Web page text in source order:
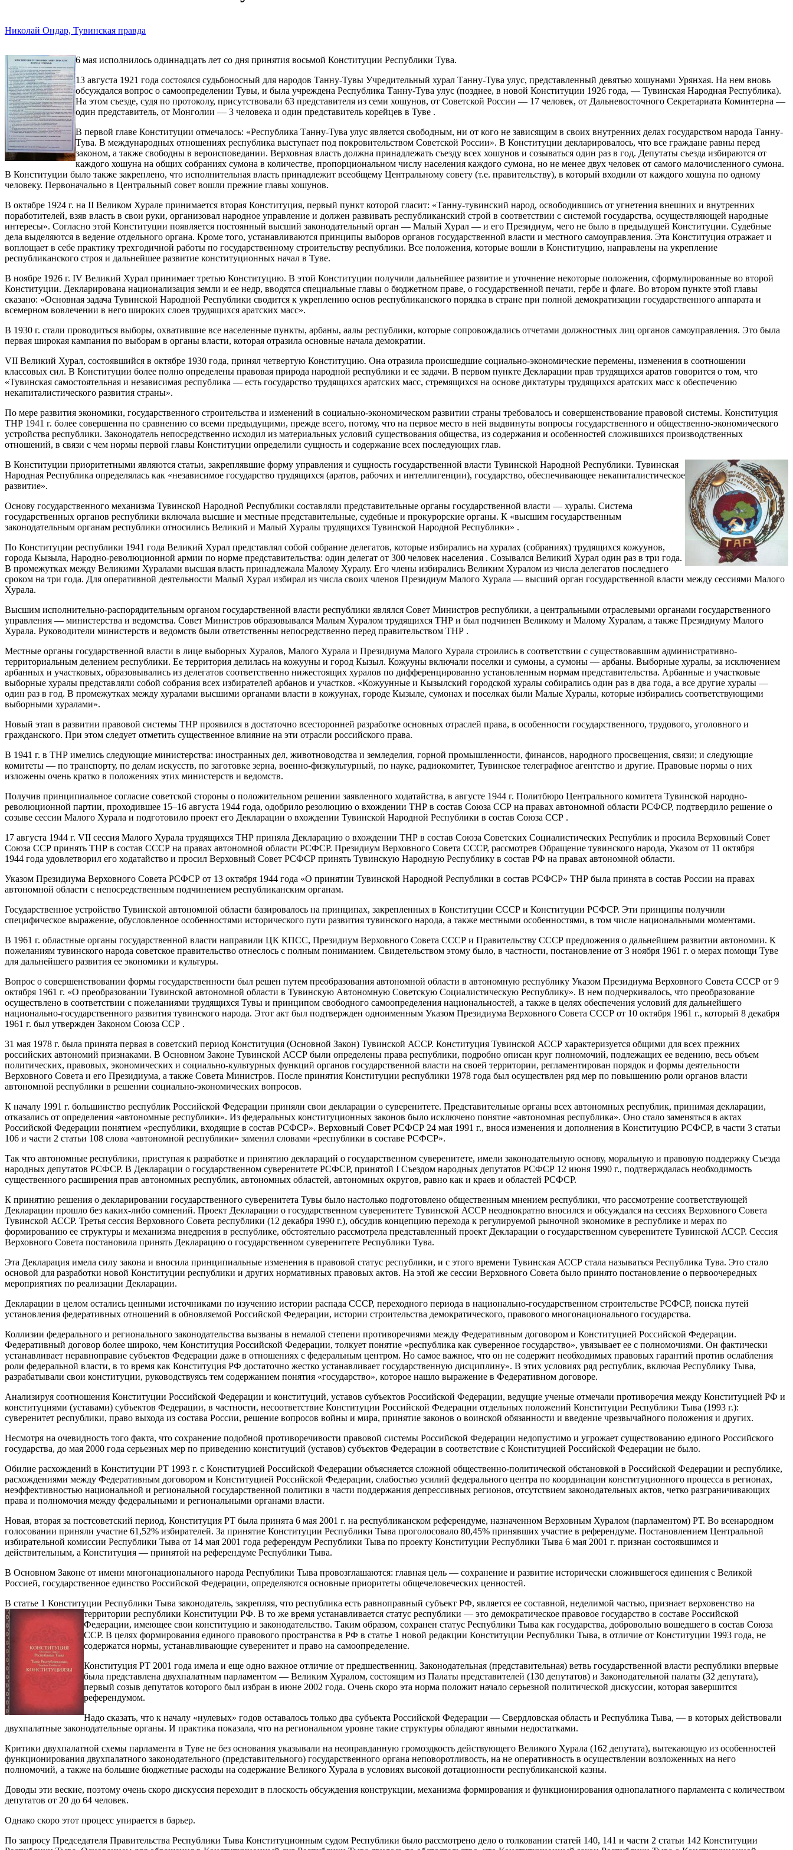
Николай Ондар, Тувинская правда
6 мая исполнилось одиннадцать лет со дня принятия восьмой Конституции Республики Тува.
13 августа 1921 года состоялся судьбоносный для народов Танну-Тувы Учредительный хурал Танну-Тува улус, представленный девятью хошунами Урянхая. На нем вновь
обсуждался вопрос о самоопределении Тувы, и была учреждена Республика Танну-Тува улус (позднее, в новой Конституции 1926 года, — Тувинская Народная Республика).
На этом съезде, судя по протоколу, присутствовали 63 представителя из семи хошунов, от Советской России — 17 человек, от Дальневосточного Секретариата Коминтерна —
один представитель, от Монголии — 3 человека и один представитель корейцев в Туве .
В первой главе Конституции отмечалось: «Республика Танну-Тува улус является свободным, ни от кого не зависящим в своих внутренних делах государством народа Танну-
Тува. В международных отношениях республика выступает под покровительством Советской России». В Конституции декларировалось, что все граждане равны перед
законом, а также свободны в вероисповедании. Верховная власть должна принадлежать съезду всех хошунов и созываться один раз в год. Депутаты съезда избираются от
каждого хошуна на общих собраниях сумона в количестве, пропорциональном числу населения каждого сумона, но не менее двух человек от самого малочисленного сумона.
В Конституции было также закреплено, что исполнительная власть принадлежит всеобщему Центральному совету (т.е. правительству), в который входили от каждого хошуна по одному
человеку. Первоначально в Центральный совет вошли прежние главы хошунов.
В октябре 1924 г. на II Великом Хурале принимается вторая Конституция, первый пункт которой гласит: «Танну-тувинский народ, освободившись от угнетения внешних и внутренних
поработителей, взяв власть в свои руки, организовал народное управление и должен развивать республиканский строй в соответствии с системой государства, осуществляющей народные
интересы». Согласно этой Конституции появляется постоянный высший законодательный орган — Малый Хурал — и его Президиум, чего не было в предыдущей Конституции. Судебные
дела выделяются в ведение отдельного органа. Кроме того, устанавливаются принципы выборов органов государственной власти и местного самоуправления. Эта Конституция отражает и
воплощает в себе практику трехгодичной работы по государственному строительству республики. Все положения, которые вошли в Конституцию, направлены на укрепление
республиканского строя и дальнейшее развитие конституционных начал в Туве.
В ноябре 1926 г. IV Великий Хурал принимает третью Конституцию. В этой Конституции получили дальнейшее развитие и уточнение некоторые положения, сформулированные во второй
Конституции. Декларирована национализация земли и ее недр, вводятся специальные главы о бюджетном праве, о государственной печати, гербе и флаге. Во втором пункте этой главы
сказано: «Основная задача Тувинской Народной Республики сводится к укреплению основ республиканского порядка в стране при полной демократизации государственного аппарата и
всемерном вовлечении в него широких слоев трудящихся аратских масс».
В 1930 г. стали проводиться выборы, охватившие все населенные пункты, арбаны, аалы республики, которые сопровождались отчетами должностных лиц органов самоуправления. Это была
первая широкая кампания по выборам в органы власти, которая отразила основные начала демократии.
VII Великий Хурал, состоявшийся в октябре 1930 года, принял четвертую Конституцию. Она отразила происшедшие социально-экономические перемены, изменения в соотношении
классовых сил. В Конституции более полно определены правовая природа народной республики и ее задачи. В первом пункте Декларации прав трудящихся аратов говорится о том, что
«Тувинская самостоятельная и независимая республика — есть государство трудящихся аратских масс, стремящихся на основе диктатуры трудящихся аратских масс к обеспечению
некапиталистического развития страны».
По мере развития экономики, государственного строительства и изменений в социально-экономическом развитии страны требовалось и совершенствование правовой системы. Конституция
ТНР 1941 г. более совершенна по сравнению со всеми предыдущими, прежде всего, потому, что на первое место в ней выдвинуты вопросы государственного и общественно-экономического
устройства республики. Законодатель непосредственно исходил из материальных условий существования общества, из содержания и особенностей сложившихся производственных
отношений, в связи с чем нормы первой главы Конституции определили сущность и содержание всех последующих глав.
В Конституции приоритетными являются статьи, закреплявшие форму управления и сущность государственной власти Тувинской Народной Республики. Тувинская
Народная Республика определялась как «независимое государство трудящихся (аратов, рабочих и интеллигенции), государство, обеспечивающее некапиталистическое
развитие».
Основу государственного механизма Тувинской Народной Республики составляли представительные органы государственной власти — хуралы. Система
государственных органов республики включала высшие и местные представительные, судебные и прокурорские органы. К «высшим государственным
законодательным органам республики относились Великий и Малый Хуралы трудящихся Тувинской Народной Республики» .
По Конституции республики 1941 года Великий Хурал представлял собой собрание делегатов, которые избирались на хуралах (собраниях) трудящихся кожуунов,
города Кызыла, Народно-революционной армии по норме представительства: один делегат от 300 человек населения . Созывался Великий Хурал один раз в три года.
В промежутках между Великими Хуралами высшая власть принадлежала Малому Хуралу. Его члены избирались Великим Хуралом из числа делегатов последнего
сроком на три года. Для оперативной деятельности Малый Хурал избирал из числа своих членов Президиум Малого Хурала — высший орган государственной власти между сессиями Малого
Хурала.
Высшим исполнительно-распорядительным органом государственной власти республики являлся Совет Министров республики, а центральными отраслевыми органами государственного
управления — министерства и ведомства. Совет Министров образовывался Малым Хуралом трудящихся ТНР и был подчинен Великому и Малому Хуралам, а также Президиуму Малого
Хурала. Руководители министерств и ведомств были ответственны непосредственно перед правительством ТНР .
Местные органы государственной власти в лице выборных Хуралов, Малого Хурала и Президиума Малого Хурала строились в соответствии с существовавшим административно-
территориальным делением республики. Ее территория делилась на кожууны и город Кызыл. Кожууны включали поселки и сумоны, а сумоны — арбаны. Выборные хуралы, за исключением
арбанных и участковых, образовывались из делегатов соответственно нижестоящих хуралов по дифференцированно установленным нормам представительства. Арбанные и участковые
выборные хуралы представляли собой собрания всех избирателей арбанов и участков. «Кожуунные и Кызылский городской хуралы собирались один раз в два года, а все другие хуралы —
один раз в год. В промежутках между хуралами высшими органами власти в кожуунах, городе Кызыле, сумонах и поселках были Малые Хуралы, которые избирались соответствующими
выборными хуралами».
Новый этап в развитии правовой системы ТНР проявился в достаточно всесторонней разработке основных отраслей права, в особенности государственного, трудового, уголовного и
гражданского. При этом следует отметить существенное влияние на эти отрасли российского права.
В 1941 г. в ТНР имелись следующие министерства: иностранных дел, животноводства и земледелия, горной промышленности, финансов, народного просвещения, связи; и следующие
комитеты — по транспорту, по делам искусств, по заготовке зерна, военно-физкультурный, по науке, радиокомитет, Тувинское телеграфное агентство и другие. Правовые нормы о них
изложены очень кратко в положениях этих министерств и ведомств.
Получив принципиальное согласие советской стороны о положительном решении заявленного ходатайства, в августе 1944 г. Политбюро Центрального комитета Тувинской народно-
революционной партии, проходившее 15–16 августа 1944 года, одобрило резолюцию о вхождении ТНР в состав Союза ССР на правах автономной области РСФСР, подтвердило решение о
созыве сессии Малого Хурала и подготовило проект его Декларации о вхождении Тувинской Народной Республики в состав Союза ССР .
17 августа 1944 г. VII сессия Малого Хурала трудящихся ТНР приняла Декларацию о вхождении ТНР в состав Союза Советских Социалистических Республик и просила Верховный Совет
Союза ССР принять ТНР в состав СССР на правах автономной области РСФСР. Президиум Верховного Совета СССР, рассмотрев Обращение тувинского народа, Указом от 11 октября
1944 года удовлетворил его ходатайство и просил Верховный Совет РСФСР принять Тувинскую Народную Республику в состав РФ на правах автономной области.
Указом Президиума Верховного Совета РСФСР от 13 октября 1944 года «О принятии Тувинской Народной Республики в состав РСФСР» ТНР была принята в состав России на правах
автономной области с непосредственным подчинением республиканским органам.
Государственное устройство Тувинской автономной области базировалось на принципах, закрепленных в Конституции СССР и Конституции РСФСР. Эти принципы получили
специфическое выражение, обусловленное особенностями исторического пути развития тувинского народа, а также местными особенностями, в том числе национальными моментами.
В 1961 г. областные органы государственной власти направили ЦК КПСС, Президиум Верховного Совета СССР и Правительству СССР предложения о дальнейшем развитии автономии. К
пожеланиям тувинского народа советское правительство отнеслось с полным пониманием. Свидетельством этому было, в частности, постановление от 3 ноября 1961 г. о мерах помощи Туве
для дальнейшего развития ее экономики и культуры.
Вопрос о совершенствовании формы государственности был решен путем преобразования автономной области в автономную республику Указом Президиума Верховного Совета СССР от 9
октября 1961 г. «О преобразовании Тувинской автономной области в Тувинскую Автономную Советскую Социалистическую Республику». В нем подчеркивалось, что преобразование
осуществлено в соответствии с пожеланиями трудящихся Тувы и принципом свободного самоопределения национальностей, а также в целях обеспечения условий для дальнейшего
национально-государственного развития тувинского народа. Этот акт был подтвержден одноименным Указом Президиума Верховного Совета СССР от 10 октября 1961 г., который 8 декабря
1961 г. был утвержден Законом Союза ССР .
31 мая 1978 г. была принята первая в советский период Конституция (Основной Закон) Тувинской АССР. Конституция Тувинской АССР характеризуется общими для всех прежних
российских автономий признаками. В Основном Законе Тувинской АССР были определены права республики, подробно описан круг полномочий, подлежащих ее ведению, весь объем
политических, правовых, экономических и социально-культурных функций органов государственной власти на своей территории, регламентирован порядок и формы деятельности
Верховного Совета и его Президиума, а также Совета Министров. После принятия Конституции республики 1978 года был осуществлен ряд мер по повышению роли органов власти
автономной республики в решении социально-экономических вопросов.
К началу 1991 г. большинство республик Российской Федерации приняли свои декларации о суверенитете. Представительные органы всех автономных республик, принимая декларации,
отказались от определения «автономные республики». Из федеральных конституционных законов было исключено понятие «автономная республика». Оно стало заменяться в актах
Российской Федерации понятием «республики, входящие в состав РСФСР». Верховный Совет РСФСР 24 мая 1991 г., внося изменения и дополнения в Конституцию РСФСР, в части 3 статьи
106 и части 2 статьи 108 слова «автономной республики» заменил словами «республики в составе РСФСР».
Так что автономные республики, приступая к разработке и принятию деклараций о государственном суверенитете, имели законодательную основу, моральную и правовую поддержку Съезда
народных депутатов РСФСР. В Декларации о государственном суверенитете РСФСР, принятой I Съездом народных депутатов РСФСР 12 июня 1990 г., подтверждалась необходимость
существенного расширения прав автономных республик, автономных областей, автономных округов, равно как и краев и областей РСФСР.
К принятию решения о декларировании государственного суверенитета Тувы было настолько подготовлено общественным мнением республики, что рассмотрение соответствующей
Декларации прошло без каких-либо сомнений. Проект Декларации о государственном суверенитете Тувинской АССР неоднократно вносился и обсуждался на сессиях Верховного Совета
Тувинской АССР. Третья сессия Верховного Совета республики (12 декабря 1990 г.), обсудив концепцию перехода к регулируемой рыночной экономике в республике и мерах по
формированию ее структуры и механизма внедрения в республике, обстоятельно рассмотрела представленный проект Декларации о государственном суверенитете Тувинской АССР. Сессия
Верховного Совета постановила принять Декларацию о государственном суверенитете Республики Тува.
Эта Декларация имела силу закона и вносила принципиальные изменения в правовой статус республики, и с этого времени Тувинская АССР стала называться Республика Тува. Это стало
основой для разработки новой Конституции республики и других нормативных правовых актов. На этой же сессии Верховного Совета было принято постановление о первоочередных
мероприятиях по реализации Декларации.
Декларации в целом остались ценными источниками по изучению истории распада СССР, переходного периода в национально-государственном строительстве РСФСР, поиска путей
установления федеративных отношений в обновляемой Российской Федерации, истории строительства демократического, правового многонационального государства.
Коллизии федерального и регионального законодательства вызваны в немалой степени противоречиями между Федеративным договором и Конституцией Российской Федерации.
Федеративный договор более широко, чем Конституция Российской Федерации, толкует понятие «республика как суверенное государство», увязывает ее с полномочиями. Он фактически
устанавливает неравноправие субъектов Федерации даже в отношениях с федеральным центром. Но самое важное, что он не содержит необходимых правовых гарантий против ослабления
роли федеральной власти, в то время как Конституция РФ достаточно жестко устанавливает государственную дисциплину». В этих условиях ряд республик, включая Республику Тыва,
разрабатывали свои конституции, руководствуясь тем содержанием понятия «государство», которое нашло выражение в Федеративном договоре.
Анализируя соотношения Конституции Российской Федерации и конституций, уставов субъектов Российской Федерации, ведущие ученые отмечали противоречия между Конституцией РФ и
конституциями (уставами) субъектов Федерации, в частности, несоответствие Конституции Российской Федерации отдельных положений Конституции Республики Тыва (1993 г.):
суверенитет республики, право выхода из состава России, решение вопросов войны и мира, принятие законов о воинской обязанности и введение чрезвычайного положения и других.
Несмотря на очевидность того факта, что сохранение подобной противоречивости правовой системы Российской Федерации недопустимо и угрожает существованию единого Российского
государства, до мая 2000 года серьезных мер по приведению конституций (уставов) субъектов Федерации в соответствие с Конституцией Российской Федерации не было.
Обилие расхождений в Конституции РТ 1993 г. с Конституцией Российской Федерации объясняется сложной общественно-политической обстановкой в Российской Федерации и республике,
расхождениями между Федеративным договором и Конституцией Российской Федерации, слабостью усилий федерального центра по координации конституционного процесса в регионах,
неэффективностью национальной и региональной государственной политики в части поддержания депрессивных регионов, отсутствием законодательных актов, четко разграничивающих
права и полномочия между федеральными и региональными органами власти.
Новая, вторая за постсоветский период, Конституция РТ была принята 6 мая 2001 г. на республиканском референдуме, назначенном Верховным Хуралом (парламентом) РТ. Во всенародном
голосовании приняли участие 61,52% избирателей. За принятие Конституции Республики Тыва проголосовало 80,45% принявших участие в референдуме. Постановлением Центральной
избирательной комиссии Республики Тыва от 14 мая 2001 года референдум Республики Тыва по проекту Конституции Республики Тыва 6 мая 2001 г. признан состоявшимся и
действительным, а Конституция — принятой на референдуме Республики Тыва.
В Основном Законе от имени многонационального народа Республики Тыва провозглашаются: главная цель — сохранение и развитие исторически сложившегося единения с Великой
Россией, государственное единство Российской Федерации, определяются основные приоритеты общечеловеческих ценностей.
В статье 1 Конституции Республики Тыва законодатель, закрепляя, что республика есть равноправный субъект РФ, является ее составной, неделимой частью, признает верховенство на
территории республики Конституции РФ. В то же время устанавливается статус республики — это демократическое правовое государство в составе Российской
Федерации, имеющее свои конституцию и законодательство. Таким образом, сохранен статус Республики Тыва как государства, добровольно вошедшего в состав Союза
ССР. В целях формирования единого правового пространства в РФ в статье 1 новой редакции Конституции Республики Тыва, в отличие от Конституции 1993 года, не
содержатся нормы, устанавливающие суверенитет и право на самоопределение.
Конституция РТ 2001 года имела и еще одно важное отличие от предшественниц. Законодательная (представительная) ветвь государственной власти республики впервые
была представлена двухпалатным парламентом — Великим Хуралом, состоящим из Палаты представителей (130 депутатов) и Законодательной палаты (32 депутата),
первый созыв депутатов которого был избран в июне 2002 года. Очень скоро эта норма положит начало серьезной политической дискуссии, которая завершится
референдумом.
Надо сказать, что к началу «нулевых» годов оставалось только два субъекта Российской Федерации — Свердловская область и Республика Тыва, — в которых действовали
двухпалатные законодательные органы. И практика показала, что на региональном уровне такие структуры обладают явными недостатками.
Критики двухпалатной схемы парламента в Туве не без основания указывали на неоправданную громоздкость действующего Великого Хурала (162 депутата), вытекающую из особенностей
функционирования двухпалатного законодательного (представительного) государственного органа неповоротливость, на не оперативность в осуществлении возложенных на него
полномочий, а также на большие бюджетные расходы на содержание Великого Хурала в условиях высокой дотационности республиканской казны.
Доводы эти веские, поэтому очень скоро дискуссия переходит в плоскость обсуждения конструкции, механизма формирования и функционирования однопалатного парламента с количеством
депутатов от 20 до 64 человек.
Однако скоро этот процесс упирается в барьер.
По запросу Председателя Правительства Республики Тыва Конституционным судом Республики было рассмотрено дело о толковании статей 140, 141 и части 2 статьи 142 Конституции